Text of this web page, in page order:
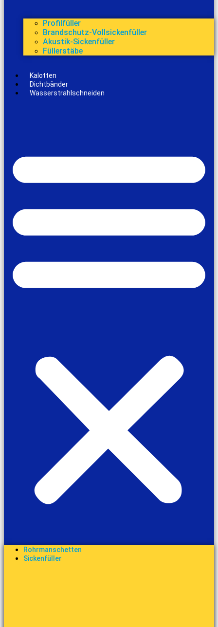
Profilfüller
Brandschutz-Vollsickenfüller
Akustik-Sickenfüller
Füllerstäbe
Kalotten
Dichtbänder
Wasserstrahlschneiden
Rohrmanschetten
Sickenfüller